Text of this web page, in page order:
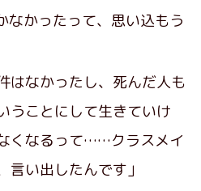
かったって、思い込もう
はなかったし、死んだ人も
うことにして生きていけ
くなるって……クラスメイ
言い出したんです」